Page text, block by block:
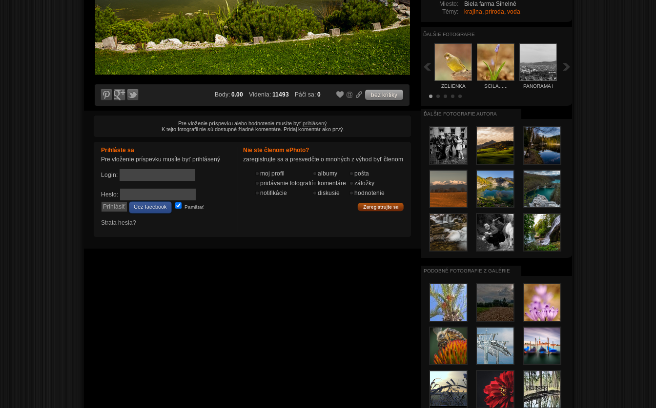
Body: 0.00 Videnia: 11493 Páči sa: 0 bez kritiky
Pre vloženie príspevku alebo hodnotenie musíte byťprihlásený.
K tejto fotografii nie sú dostupné žiadné komentáre. Pridaj komentár ako prvý.
Prihláste sa
Pre vloženie príspevku musíte byť prihlásený
Login:
Heslo:
Cez facebook Pamätať
Strata hesla?
Nie ste členom ePhoto?
zaregistrujte sa a presvedčte o mnohých z výhod byť členom
moj profil albumy
pošta
pridávanie fotografií
komentáre
záložky
notifikácie
diskusie hodnotenie
Miesto:
Biela farma Sihelné
Témy:
krajina, príroda, voda
ĎALŠIE FOTOGRAFIE
ZELIENKA SCILA...... PANORAMA I
ĎALŠIE FOTOGRAFIE AUTORA
PODOBNÉ FOTOGRAFIE Z GALÉRIE